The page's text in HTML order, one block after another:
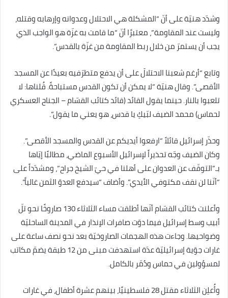
وشدّد هنيّة على أنّ “المشكلة هي الاحتلال وعدوانه وإرهابه وقتله،
وليست عند المقاومة”، معتبرًا أنّ “ما قامت به غزّة هو الواجب الذي
يجب أن يستمرّ من خلال ربط المقاومة من غزّة بالقدس”.
وتابع “أرغم شعبنا الاحتلالَ على أن يدفع متطرّفيه بعيدًا عن المسجد
الأقصى”. وقال هنيّة “لا يمكن أن تكون القدس مستباحةً. قُلناها: لا
تلعبوا بالنار. حينما يقول القائد (قائد كتائب القسّام – الجناح العسكري
لحماس) محمد الضيف لبّيكِ يا قدس، هو يعني ما يقول”.
وحذّر إسرائيل قائلاً “ارفعوا أيديكم عن القدس والمسجد الأقصى”.
وكان الضيف وجّه تحذيراً لإسرائيل الأسبوع الماضي، مطالبًا إيّاها
بـ”التوقّف عن العدوان على أهلنا في حيّ الشيخ جراح”، ومشدّداً على
“أنّنا لن نقف مكتوفي الأيدي”. وأضاف “سيدفع العدوّ الثمن غالياً”.
وأعلنت كتائب القسّام أنّها أطلقت مساء الثلاثاء 130 صاروخًا نحو تلّ
أبيب وسط إسرائيل فيما دوّت صافرات الإنذار في المدينة الساحليّة
وضواحيها. وجاءت هذه الهجمات الصاروخيّة بعد نحو نصف ساعة على
غارات جوّية إسرائيليّة عدّة استهدفت مبنى من 12 طبقة يضمّ مكاتب
لمسؤولين في حماس ودُمّر بالكامل.
وأُعلِن الثلاثاء مقتل 28 فلسطينيًا، بينهم عشرة أطفال، في غارات